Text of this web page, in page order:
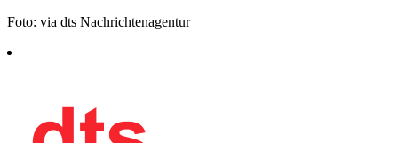
Foto: via dts Nachrichtenagentur